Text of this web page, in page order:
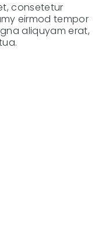
consetetur
eirmod tempor
aliquyam erat,